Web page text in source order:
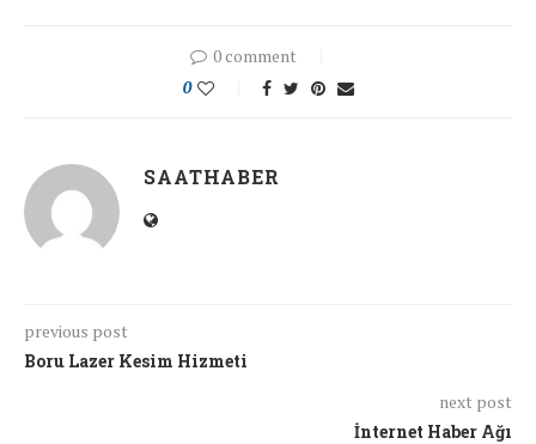
0 comment
0
SAATHABER
previous post
Boru Lazer Kesim Hizmeti
next post
İnternet Haber Ağı